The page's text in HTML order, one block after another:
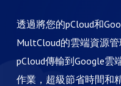
透過將您的pCloud和
MultCloud的雲端資源
pCloud傳輸到Google雲
作業，超級節省時間和